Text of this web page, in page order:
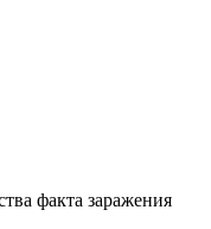
факта заражения